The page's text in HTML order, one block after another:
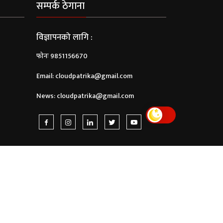
सम्पर्क ठेगाना
विज्ञापनको लागि :
फोनः 9851156670
Email:cloudpatrika@gmail.com
News:cloudpatrika@gmail.com